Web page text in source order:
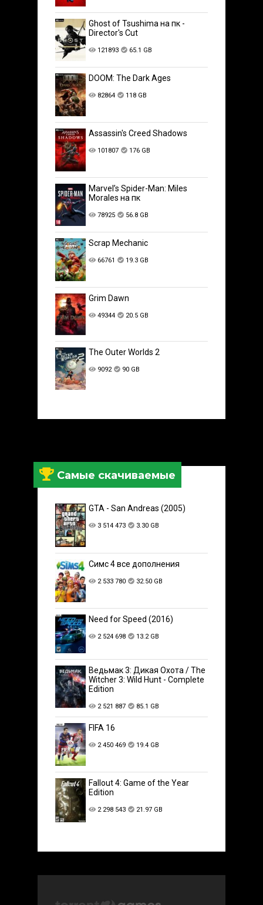
Ghost of Tsushima на пк -
Director's Cut
121893 65.1 GB
DOOM: The Dark Ages
82864 118 GB
Assassin's Creed Shadows
101807 176 GB
Marvel’s Spider-Man: Miles
Morales на пк
78925 56.8 GB
Scrap Mechanic
66761 19.3 GB
Grim Dawn
49344 20.5 GB
The Outer Worlds 2
9092 90 GB
Самые скачиваемые
GTA - San Andreas (2005)
3 514 473 3.30 GB
Симс 4 все дополнения
2 533 780 32.50 GB
Need for Speed (2016)
2 524 698 13.2 GB
Ведьмак 3: Дикая Охота / The
Witcher 3: Wild Hunt - Complete
Edition
2 521 887 85.1 GB
FIFA 16
2 450 469 19.4 GB
Fallout 4: Game of the Year
Edition
2 298 543 21.97 GB